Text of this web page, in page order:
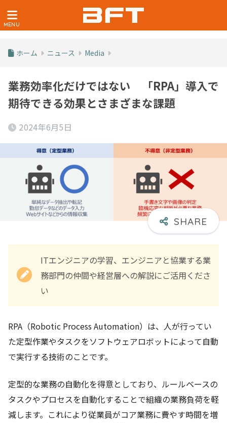
ホーム ニュース Media
業務効率化だけではない 「RPA」導入で
期待できる効果とさまざまな課題
2024年6月5日
ITエンジニアの学習、エンジニアと協業する業
務部門の仲間や経営層への解説にご活用くださ
い
RPA（Robotic Process Automation）は、人が行ってい
た定型作業やタスクをソフトウェアロボットによって自動
で実行する技術のことです。
定型的な業務の自動化を得意としており、ルールベースの
タスクやプロセスを自動化することで組織の業務負荷を軽
減します。これにより従業員がコア業務に費やす時間を増